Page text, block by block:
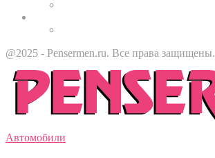
@2025 - Pensermen.ru. Все права защищены.
Автомобили